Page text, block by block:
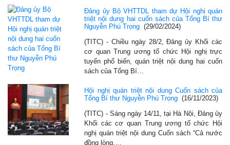
Đảng ủy Bộ VHTTDL tham dự Hội nghị quán
triệt nội dung hai cuốn sách của Tổng Bí thư
Nguyễn Phú Trọng (29/02/2024)
(TITC) - Chiều ngày 28/2, Đảng ủy Khối các
cơ quan Trung ương tổ chức Hội nghị trực
tuyến phổ biến, quán triệt nội dung hai cuốn
sách của Tổng Bí…
Hội nghị quán triệt nội dung Cuốn sách của
Tổng Bí thư Nguyễn Phú Trọng (16/11/2023)
(TITC) - Sáng ngày 14/11, tại Hà Nội, Đảng ủy
Khối các cơ quan Trung ương tổ chức Hội
nghị quán triệt nội dung Cuốn sách “Cả nước
đồng lòng,…